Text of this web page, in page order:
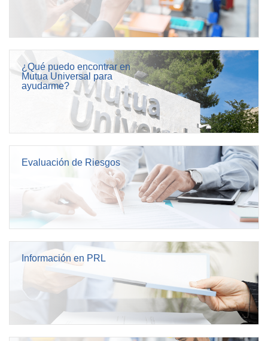
¿Qué puedo encontrar en
Mutua Universal para
ayudarme?
Evaluación de Riesgos
Información en PRL